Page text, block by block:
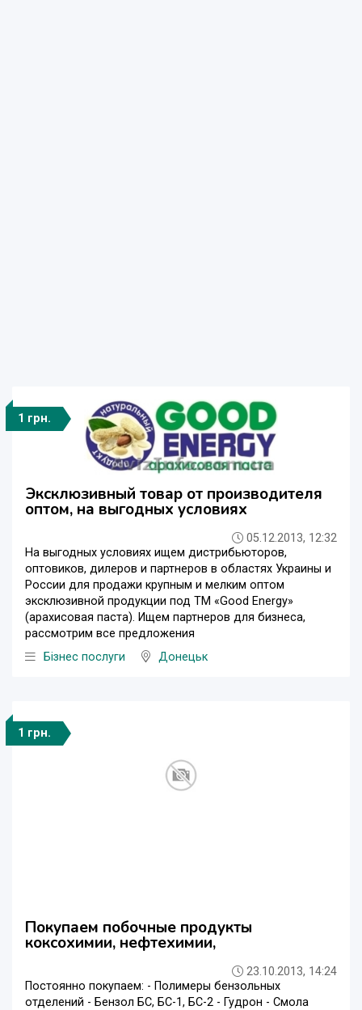
1 грн.
Эксклюзивный товар от производителя
оптом, на выгодных условиях
05.12.2013, 12:32
На выгодных условиях ищем дистрибьюторов,
оптовиков, дилеров и партнеров в областях Украины и
России для продажи крупным и мелким оптом
эксклюзивной продукции под ТМ «Good Energy»
(арахисовая паста). Ищем партнеров для бизнеса,
рассмотрим все предложения
Бізнес послуги
Донецьк
1 грн.
Покупаем побочные продукты
коксохимии, нефтехимии,
23.10.2013, 14:24
Постоянно покупаем: - Полимеры бензольных
отделений - Бензол БС, БС-1, БС-2 - Гудрон - Смола